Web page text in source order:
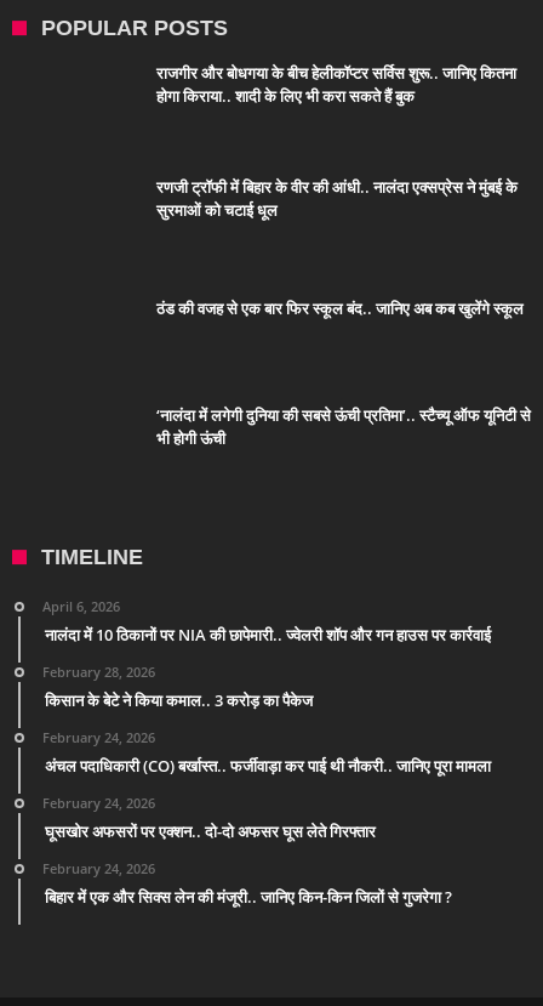
POPULAR POSTS
राजगीर और बोधगया के बीच हेलीकॉप्टर सर्विस शुरू.. जानिए कितना
होगा किराया.. शादी के लिए भी करा सकते हैं बुक
रणजी ट्रॉफी में बिहार के वीर की आंधी.. नालंदा एक्सप्रेस ने मुंबई के
सुरमाओं को चटाई धूल
ठंड की वजह से एक बार फिर स्कूल बंद.. जानिए अब कब खुलेंगे स्कूल
‘नालंदा में लगेगी दुनिया की सबसे ऊंची प्रतिमा’.. स्टैच्यू ऑफ यूनिटी से
भी होगी ऊंची
TIMELINE
April 6, 2026
नालंदा में 10 ठिकानों पर NIA की छापेमारी.. ज्वेलरी शॉप और गन हाउस पर कार्रवाई
February 28, 2026
किसान के बेटे ने किया कमाल.. 3 करोड़ का पैकेज
February 24, 2026
अंचल पदाधिकारी (CO) बर्खास्त.. फर्जीवाड़ा कर पाई थी नौकरी.. जानिए पूरा मामला
February 24, 2026
घूसखोर अफसरों पर एक्शन.. दो-दो अफसर घूस लेते गिरफ्तार
February 24, 2026
बिहार में एक और सिक्स लेन की मंजूरी.. जानिए किन-किन जिलों से गुजरेगा ?